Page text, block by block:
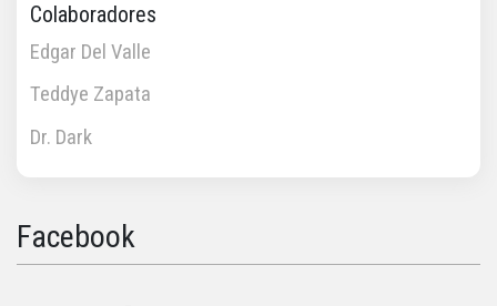
Colaboradores
Edgar Del Valle
Teddye Zapata
Dr. Dark
Facebook